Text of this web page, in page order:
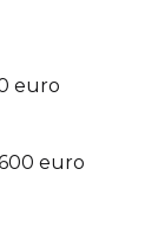
euro
euro